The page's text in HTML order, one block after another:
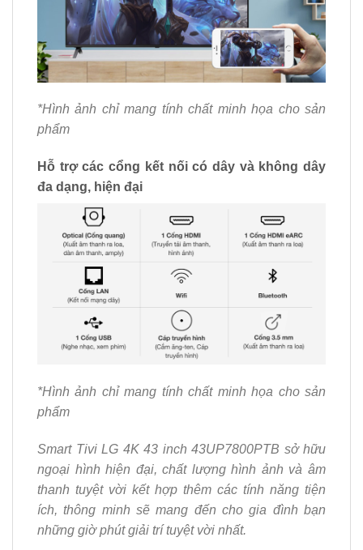
*Hình ảnh chỉ mang tính chất minh họa cho sản
phẩm
Hỗ trợ các cổng kết nối có dây và không dây
đa dạng, hiện đại
*Hình ảnh chỉ mang tính chất minh họa cho sản
phẩm
Smart Tivi LG 4K 43 inch 43UP7800PTB sở hữu
ngoại hình hiện đại, chất lượng hình ảnh và âm
thanh tuyệt vời kết hợp thêm các tính năng tiện
ích, thông minh sẽ mang đến cho gia đình bạn
những giờ phút giải trí tuyệt vời nhất.